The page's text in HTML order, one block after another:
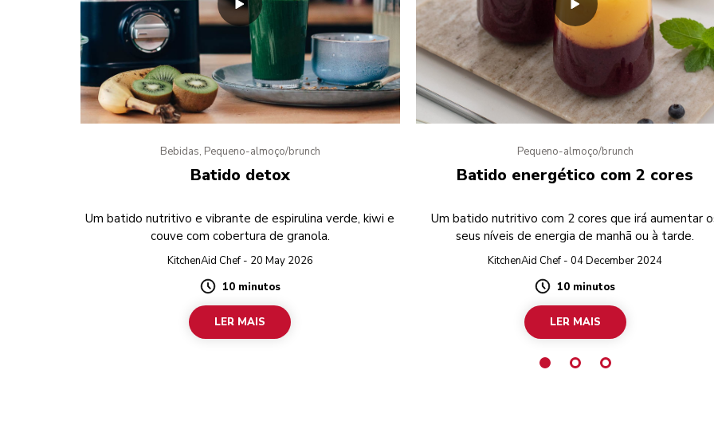
Bebidas, Pequeno-almoço/brunch
Batido detox
Um batido nutritivo e vibrante de espirulina verde, kiwi e
couve com cobertura de granola.
KitchenAid Chef - 20 May 2026
Duration
10 minutos
LER MAIS
Pequeno-almoço/brunch
Batido energético com 2 cores
Um batido nutritivo com 2 cores que irá aumentar
seus níveis de energia de manhã ou à tarde.
KitchenAid Chef - 04 December 2024
Duration
10 minutos
LER MAIS